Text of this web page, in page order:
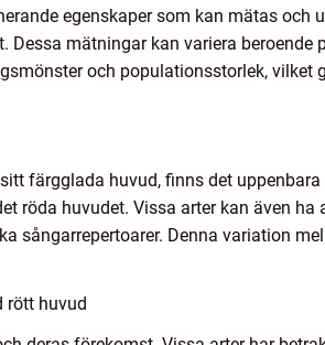
egenskaper som kan mätas och
mätningar kan variera beroende
och populationsstorlek, vilket
färgglada huvud, finns det
röda huvudet. Vissa arter kan även ha
sångarrepertoarer. Denna variation
rött huvud